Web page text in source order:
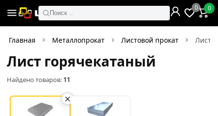
Поиск ..
0 0
Главная Металлопрокат Листовой прокат Лист
Лист горячекатаный
Найдено товаров: 11
Фильтры
Найдено товаров:
В
Со